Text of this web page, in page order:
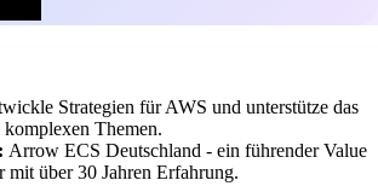
Strategien für AWS und unterstütze das
komplexen Themen.
Arrow ECS Deutschland - ein führender Value
über 30 Jahren Erfahrung.